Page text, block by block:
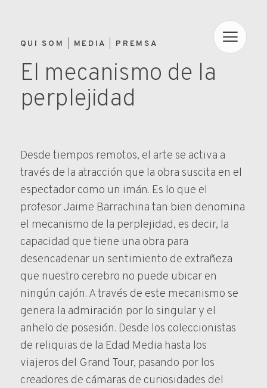
QUI SOM MEDIA PREMSA
El mecanismo de la
perplejidad
Desde tiempos remotos, el arte se activa a
través de la atracción que la obra suscita en el
espectador como un imán. Es lo que el
profesor Jaime Barrachina tan bien denomina
el mecanismo de la perplejidad, es decir, la
capacidad que tiene una obra para
desencadenar un sentimiento de extrañeza
que nuestro cerebro no puede ubicar en
ningún cajón. A través de este mecanismo se
genera la admiración por lo singular y el
anhelo de posesión. Desde los coleccionistas
de reliquias de la Edad Media hasta los
viajeros del Grand Tour, pasando por los
creadores de cámaras de curiosidades del